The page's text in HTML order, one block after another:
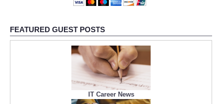
FEATURED GUEST POSTS
IT Career News